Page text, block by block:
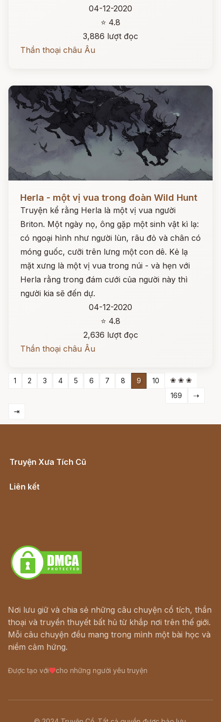
04-12-2020
⭐ 4.8
3,886 lượt đọc
Thần thoại châu Âu
Herla - một vị vua trong đoàn Wild Hunt
Truyện kể rằng Herla là một vị vua người
Briton. Một ngày nọ, ông gặp một sinh vật kì lạ:
có ngoại hình như người lùn, râu đỏ và chân có
móng guốc, cưỡi trên lưng một con dê. Kẻ lạ
mặt xưng là một vị vua trong núi - và hẹn với
Herla rằng trong đám cưới của người này thì
người kia sẽ đến dự.
04-12-2020
⭐ 4.8
2,636 lượt đọc
Thần thoại châu Âu
1 2 3 4 5 6 7 8 9 10
❀ ❀ ❀
169
⇢
⇥
Truyện Xưa Tích Cũ
Liên kết
Nơi lưu giữ và chia sẻ những câu chuyện cổ tích, thần
thoại và truyền thuyết bất hủ từ khắp nơi trên thế giới.
Mỗi câu chuyện đều mang trong mình một bài học và
niềm cảm hứng.
Được tạo với cho những người yêu truyện